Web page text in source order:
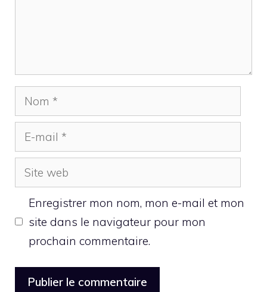
Nom
mail
Site
web
Enregistrer mon nom, mon e-mail et mon
site dans le navigateur pour mon
prochain commentaire.